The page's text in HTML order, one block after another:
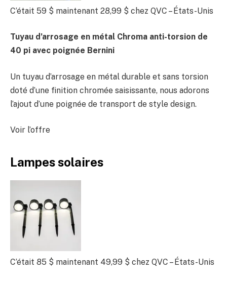
C’était 59 $ maintenant 28,99 $ chez QVC – États-Unis
Tuyau d’arrosage en métal Chroma anti-torsion de
40 pi avec poignée Bernini
Un tuyau d’arrosage en métal durable et sans torsion
doté d’une finition chromée saisissante, nous adorons
l’ajout d’une poignée de transport de style design.
Voir l’offre
Lampes solaires
C’était 85 $ maintenant 49,99 $ chez QVC – États-Unis